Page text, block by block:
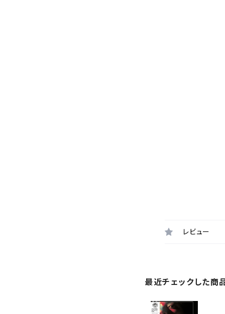
レビュー
最近チェックした商